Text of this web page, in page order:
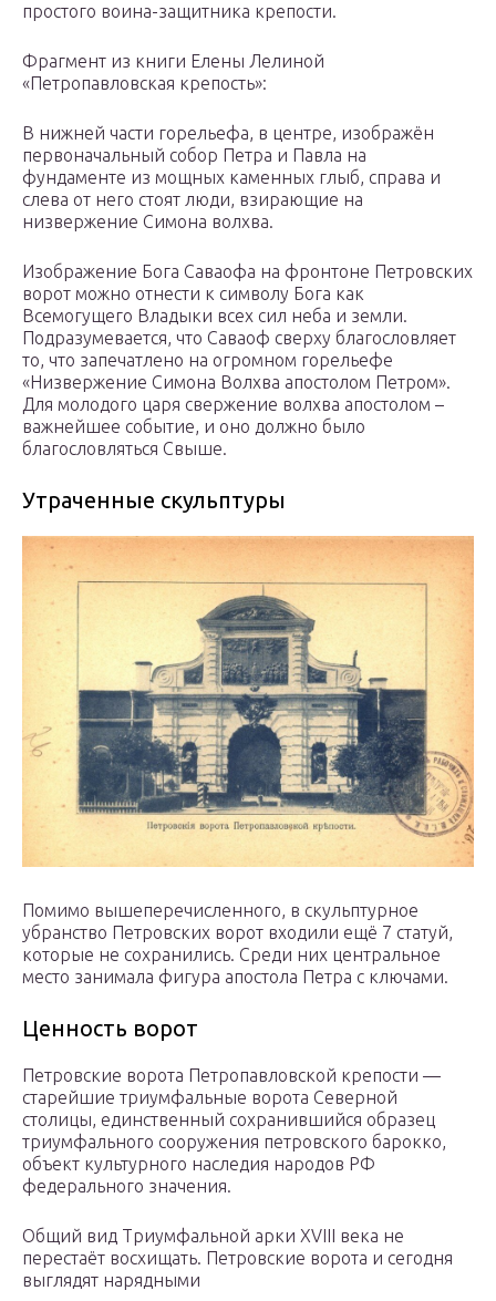
простого воина-защитника крепости.
Фрагмент из книги Елены Лелиной
«Петропавловская крепость»:
В нижней части горельефа, в центре, изображён
первоначальный собор Петра и Павла на
фундаменте из мощных каменных глыб, справа и
слева от него стоят люди, взирающие на
низвержение Симона волхва.
Изображение Бога Саваофа на фронтоне Петровских
ворот можно отнести к символу Бога как
Всемогущего Владыки всех сил неба и земли.
Подразумевается, что Саваоф сверху благословляет
то, что запечатлено на огромном горельефе
«Низвержение Симона Волхва апостолом Петром».
Для молодого царя свержение волхва апостолом –
важнейшее событие, и оно должно было
благословляться Свыше.
Утраченные скульптуры
Помимо вышеперечисленного, в скульптурное
убранство Петровских ворот входили ещё 7 статуй,
которые не сохранились. Среди них центральное
место занимала фигура апостола Петра с ключами.
Ценность ворот
Петровские ворота Петропавловской крепости —
старейшие триумфальные ворота Северной
столицы, единственный сохранившийся образец
триумфального сооружения петровского барокко,
объект культурного наследия народов РФ
федерального значения.
Общий вид Триумфальной арки XVIII века не
перестаёт восхищать. Петровские ворота и сегодня
выглядят нарядными